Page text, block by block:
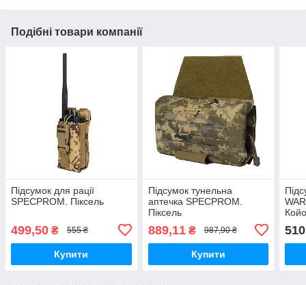
Подібні товари компанії
Підсумок для рації
SPECPROM. Піксель
499,50 ₴ 555 ₴
Купити
Підсумок тунельна
аптечка SPECPROM.
Піксель
889,11₴ 987,90 ₴
Купити